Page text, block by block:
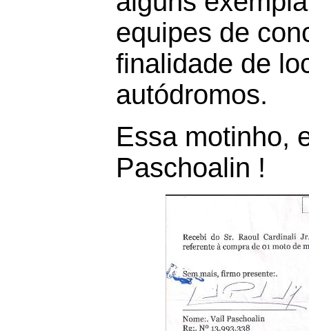
equipes de
finalidade de
autódromos.
Essa motinho,
Paschoalin !